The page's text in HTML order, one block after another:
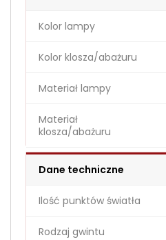
Kolor lampy
Kolor klosza/abażuru
Materiał lampy
Materiał
klosza/abażuru
Dane techniczne
Ilość punktów światła
Rodzaj gwintu